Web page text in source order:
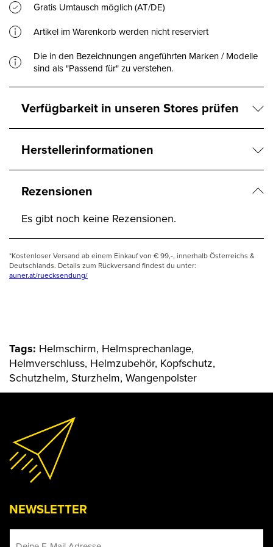
Gratis Umtausch möglich (AT/DE)
Artikel im Warenkorb werden nicht reserviert
Die in den Bezeichnungen angeführten Marken / Modelle
sind als "Passend für" zu verstehen.
Verfügbarkeit in unseren Stores prüfen
Herstellerinformationen
Rezensionen
Es gibt noch keine Rezensionen.
*Kostenloser Versand ab einem Einkauf von € 99,-, innerhalb Österreichs &
Deutschlands. Details zum Rückversand findest du unter:
auner.at/ruecksendung/
Tags: Helmschirm, Helmsprechanlage,
Helmverschluss, Helmzubehör, Kopfschutz,
Schutzhelm, Sturzhelm, Wangenpolster
NEWSLETTER